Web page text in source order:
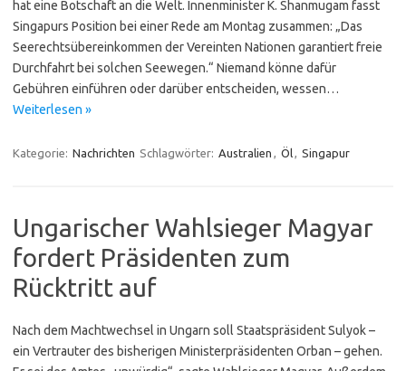
hat eine Botschaft an die Welt. Innenminister K. Shanmugam fasst
Singapurs Position bei einer Rede am Montag zusammen: „Das
Seerechtsübereinkommen der Vereinten Nationen garantiert freie
Durchfahrt bei solchen Seewegen.“ Niemand könne dafür
Gebühren einführen oder darüber entscheiden, wessen…
Weiterlesen »
Kategorie: Nachrichten Schlagwörter: Australien , Öl, Singapur
Ungarischer Wahlsieger Magyar
fordert Präsidenten zum
Rücktritt auf
Nach dem Machtwechsel in Ungarn soll Staatspräsident Sulyok –
ein Vertrauter des bisherigen Ministerpräsidenten Orban – gehen.